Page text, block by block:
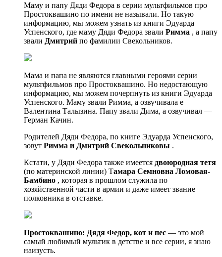
Маму и папу Дяди Федора в серии мультфильмов про
Простоквашино по имени не называли. Но такую
информацию, мы можем узнать из книги Эдуарда
Успенского, где маму Дяди Федора звали Римма , а папу
звали Дмитрий по фамилии Свекольников.
Мама и папа не являются главными героями серии
мультфильмов про Простоквашино. Но недостающую
информацию, мы можем почерпнуть из книги Эдуарда
Успенского. Маму звали Римма, а озвучивала е
Валентина Талызина. Папу звали Дима, а озвучивал —
Герман Качин.
Родителей Дяди Федора, по книге Эдуарда Успенского,
зовут Римма и Дмитрий Свекольниковы .
Кстати, у Дяди Федора также имеется двоюродная тетя
(по материнской линии) Тамара Семновна Ломовая-
Бамбино , которая в прошлом служила по
хозяйственной части в армии и даже имеет звание
полковника в отставке.
Простоквашино: Дядя Федор, кот и пес — это мой
самый любимый мультик в детстве и все серии, я знаю
наизусть.